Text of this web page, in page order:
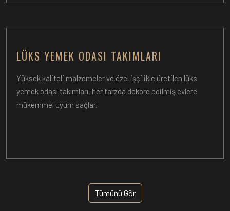
LÜKS YEMEK ODASI TAKIMLARI
Yüksek kaliteli malzemeler ve özel işçilikle üretilen lüks
yemek odası takımları, her tarzda dekore edilmiş evlere
mükemmel uyum sağlar.
Tümünü Gör